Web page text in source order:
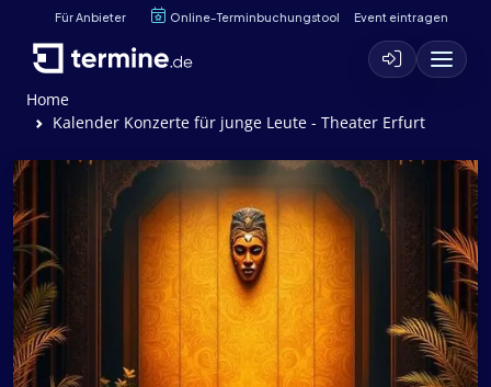
Für Anbieter Online-Terminbuchungstool Event eintragen
Home
Kalender Konzerte für junge Leute - Theater Erfurt